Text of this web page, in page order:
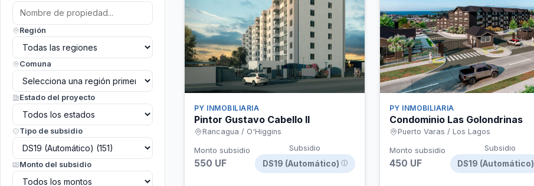
hipotecario
Región
Comuna
Estado del proyecto
Tipo de subsidio
Monto del subsidio
PY INMOBILIARIA
Pintor Gustavo Cabello II
Rancagua / O'Higgins
Monto subsidio
550 UF
Subsidio
DS19 (Automático) ⓘ
PY INMOBILIARIA
Condominio Las Golondrinas
Puerto Varas / Los Lagos
Monto subsidio
450 UF
Subsidio
DS19 (Automático)